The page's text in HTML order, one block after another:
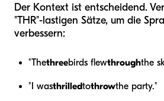
Der Kontext ist entscheidend.
"THR"-lastigen Sätze, um die
verbessern:
"Thethreebirds flewthroughthe
"I wasthrilledtothrowthe party."